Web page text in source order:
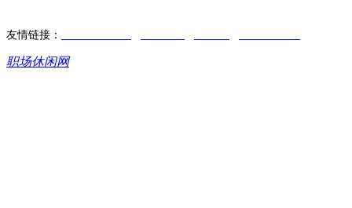
二维码
友情链接：
职场休闲网